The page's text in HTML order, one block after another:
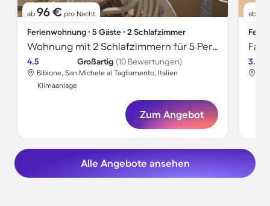
ab 96 € pro Nacht
Ferienwohnung ∙ 5 Gäste ∙ 2 Schlafzimmer
Wohnung mit 2 Schlafzimmern für 5 Personen
4.5 Großartig (10 Bewertungen)
Bibione, San Michele al Tagliamento, Italien
Klimaanlage
Zum Angebot
ab
3.8
Alle Angebote ansehen